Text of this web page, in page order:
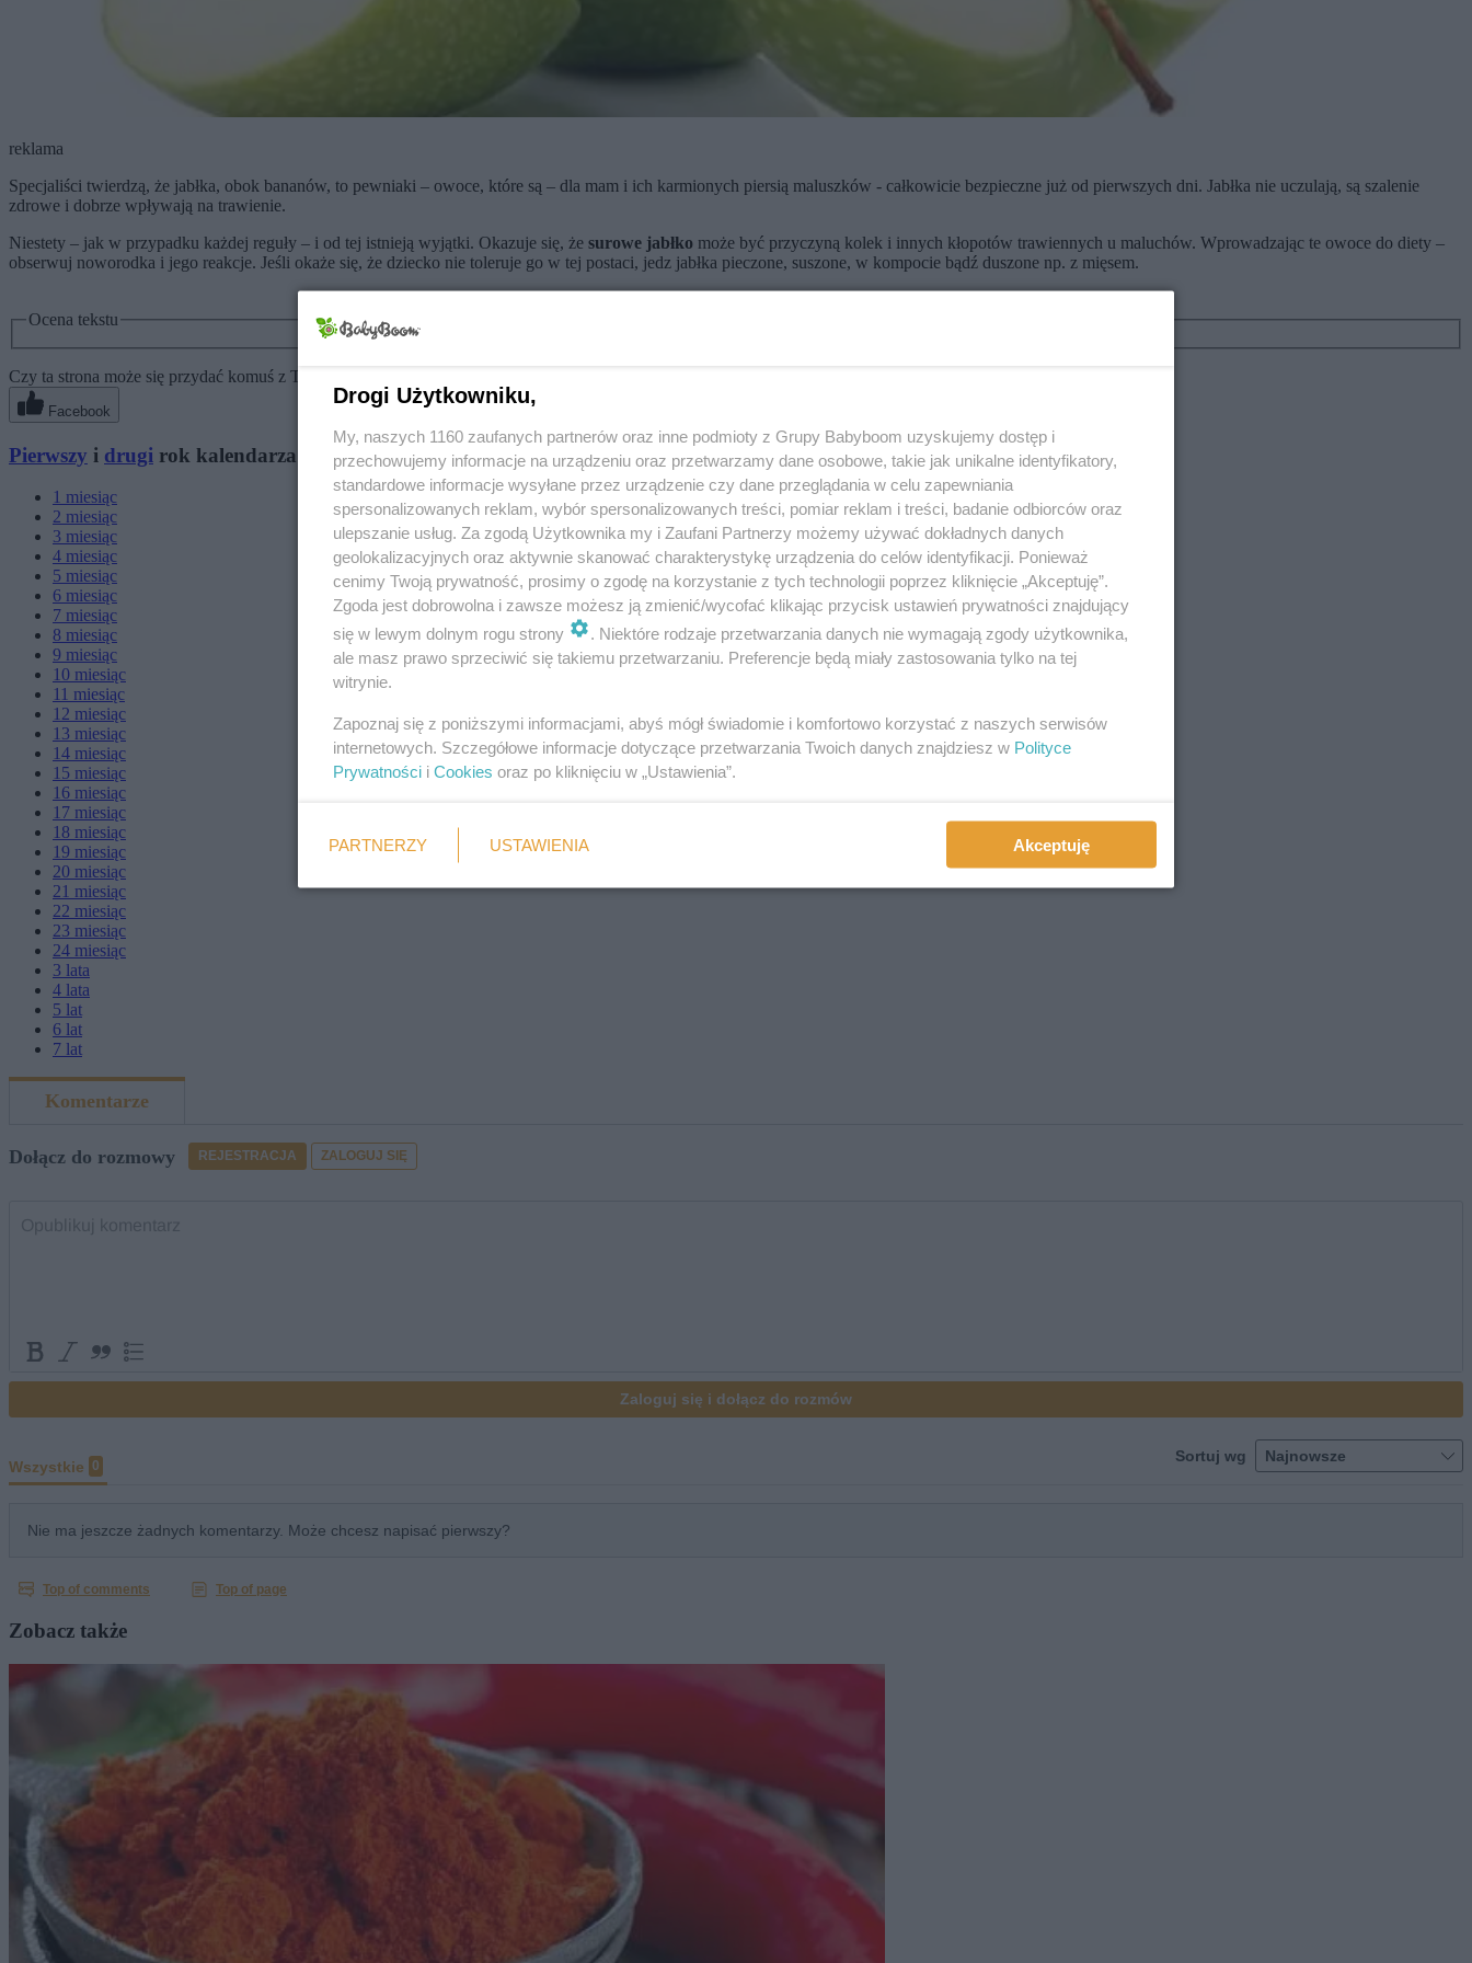
reklama
Specjaliści twierdzą, że jabłka, obok bananów, to pewniaki – owoce, które są – dla mam i ich karmionych piersią maluszków - całkowicie bezpieczne już od pierwszych dni. Jabłka nie uczulają, są szalenie
zdrowe i dobrze wpływają na trawienie.
Niestety – jak w przypadku każdej reguły – i od tej istnieją wyjątki. Okazuje się, że surowe jabłko może być przyczyną kolek i innych kłopotów trawiennych u maluchów. Wprowadzając te owoce do diety –
obserwuj noworodka i jego reakcje. Jeśli okaże się, że dziecko nie toleruje go w tej postaci, jedz jabłka pieczone, suszone, w kompocie bądź duszone np. z mięsem.
Ocena tekstu
Czy ta strona może się przydać komuś z Twoich znajomych? Poleć ją:
Facebook
Pierwszy i drugi rok kalendarza rozwoju dziecka
1 miesiąc
2 miesiąc
3 miesiąc
4 miesiąc
5 miesiąc
6 miesiąc
7 miesiąc
8 miesiąc
9 miesiąc
10 miesiąc
11 miesiąc
12 miesiąc
13 miesiąc
14 miesiąc
15 miesiąc
16 miesiąc
17 miesiąc
18 miesiąc
19 miesiąc
20 miesiąc
21 miesiąc
22 miesiąc
23 miesiąc
24 miesiąc
3 lata
4 lata
5 lat
6 lat
7 lat
Zobacz także
Drogi Użytkowniku,
My, naszych 1160 zaufanych partnerów oraz inne podmioty z Grupy Babyboom uzyskujemy dostęp i
przechowujemy informacje na urządzeniu oraz przetwarzamy dane osobowe, takie jak unikalne identyfikatory,
standardowe informacje wysyłane przez urządzenie czy dane przeglądania w celu zapewniania
spersonalizowanych reklam, wybór spersonalizowanych treści, pomiar reklam i treści, badanie odbiorców oraz
ulepszanie usług. Za zgodą Użytkownika my i Zaufani Partnerzy możemy używać dokładnych danych
geolokalizacyjnych oraz aktywnie skanować charakterystykę urządzenia do celów identyfikacji. Ponieważ
cenimy Twoją prywatność, prosimy o zgodę na korzystanie z tych technologii poprzez kliknięcie „Akceptuję”.
Zgoda jest dobrowolna i zawsze możesz ją zmienić/wycofać klikając przycisk ustawień prywatności znajdujący
się w lewym dolnym rogu strony
. Niektóre rodzaje przetwarzania danych nie wymagają zgody użytkownika,
ale masz prawo sprzeciwić się takiemu przetwarzaniu. Preferencje będą miały zastosowania tylko na tej
witrynie.
Zapoznaj się z poniższymi informacjami, abyś mógł świadomie i komfortowo korzystać z naszych serwisów
internetowych. Szczegółowe informacje dotyczące przetwarzania Twoich danych znajdziesz w Polityce
Prywatności i Cookies oraz po kliknięciu w „Ustawienia”.
PARTNERZY USTAWIENIA Akceptuję